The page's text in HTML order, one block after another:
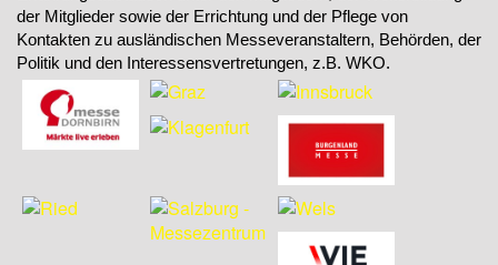
der Mitglieder sowie der Errichtung und der Pflege von
Kontakten zu ausländischen Messeveranstaltern, Behörden, der
Politik und den Interessensvertretungen, z.B. WKO.